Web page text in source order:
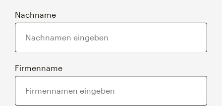
Nachname
Firmenname